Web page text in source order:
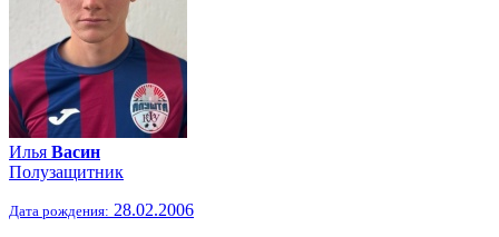
Илья Васин
Полузащитник
Дата рождения: 28.02.2006